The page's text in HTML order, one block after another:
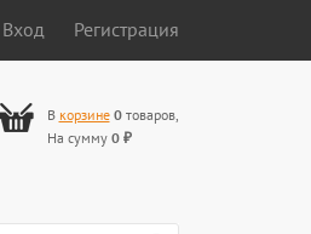
Вход Регистрация
В корзине 0товаров,
На сумму 0 ₽